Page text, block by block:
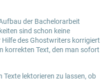
der Bachelorarbeit
sind schon keine
des Ghostwriters korrigiert
korrekten Text, den man sofort
Texte lektorieren zu lassen, ob